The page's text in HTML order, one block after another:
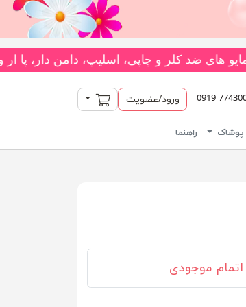
جدیدترین و بیشترین تنوع بادی‌های یکسره فانتزی را از فروشگاه ما بخواهید! 👗 متنوع‌ترین
ورود/عضویت سبد خرید
پوشاک راهنما
اتمام موجودی